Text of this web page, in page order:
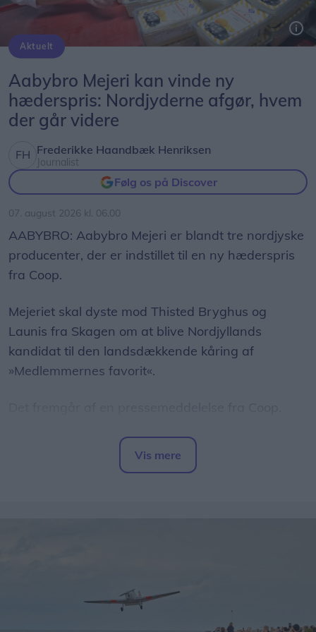
Aktuelt
Aabybro Mejeri kan vinde ny
hæderspris: Nordjyderne afgør, hvem
der går videre
Frederikke Haandbæk Henriksen
Journalist
Følg os på Discover
07. august 2026 kl. 06.00
AABYBRO: Aabybro Mejeri er blandt tre nordjyske
producenter, der er indstillet til en ny hæderspris
fra Coop.
Mejeriet skal dyste mod Thisted Bryghus og
Launis fra Skagen om at blive Nordjyllands
kandidat til den landsdækkende kåring af
»Medlemmernes favorit«.
Fra mandag 10. august kan Coops medlemmer i
Nordjylland stemme på den producent, de
fokus på danske producenter og lokale fødevarer.
Vis mere